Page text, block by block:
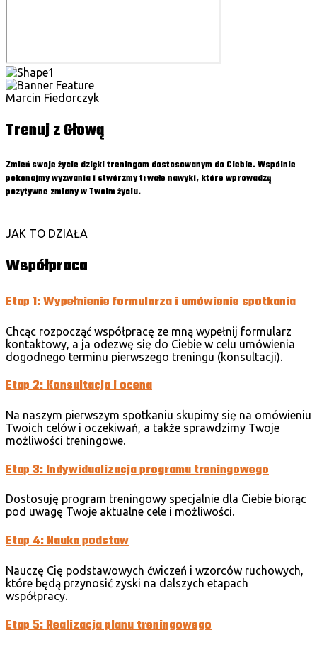
Marcin Fiedorczyk
Trenuj z Głową
Zmień swoje życie dzięki treningom dostosowanym do Ciebie. Wspólnie
pokonajmy wyzwania i stwórzmy trwałe nawyki, które wprowadzą
pozytywne zmiany w Twoim życiu.
JAK TO DZIAŁA
Współpraca
Etap 1: Wypełnienie formularza i umówienie spotkania
Chcąc rozpocząć współpracę ze mną wypełnij formularz
kontaktowy, a ja odezwę się do Ciebie w celu umówienia
dogodnego terminu pierwszego treningu (konsultacji).
Etap 2: Konsultacja i ocena
Na naszym pierwszym spotkaniu skupimy się na omówieniu
Twoich celów i oczekiwań, a także sprawdzimy Twoje
możliwości treningowe.
Etap 3: Indywidualizacja programu treningowego
Dostosuję program treningowy specjalnie dla Ciebie biorąc
pod uwagę Twoje aktualne cele i możliwości.
Etap 4: Nauka podstaw
Nauczę Cię podstawowych ćwiczeń i wzorców ruchowych,
które będą przynosić zyski na dalszych etapach
współpracy.
Etap 5: Realizacja planu treningowego